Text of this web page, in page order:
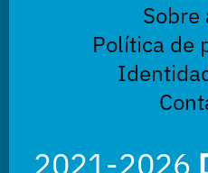
Sobre
Política de
2021-2026